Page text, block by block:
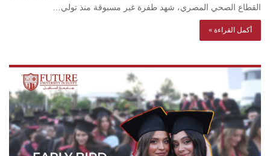
القطاع الصحي المصري، شهد طفرة غير مسبوقة منذ تولي…
أكمل القراءة »